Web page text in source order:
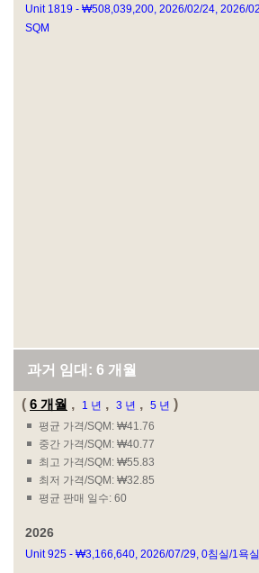
Unit 1819 - ₩508,039,200, 2026/02/24, 2026/
SQM
과거 임대: 6 개월
( 6 개월 , 1 년 , 3 년 , 5 년 )
평균 가격/SQM: ₩41.76
중간 가격/SQM: ₩40.77
최고 가격/SQM: ₩55.83
최저 가격/SQM: ₩32.85
평균 판매 일수: 60
2026
Unit 925 - ₩3,166,640, 2026/07/29, 0침실/1욕